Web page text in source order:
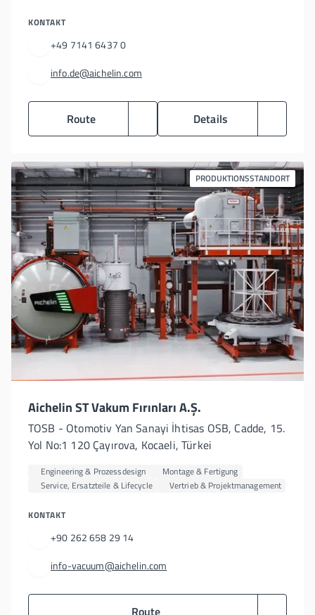
KONTAKT
+49 7141 6437 0
info.de@aichelin.com
Route Details
PRODUKTIONSSTANDORT
Aichelin ST Vakum Fırınları A.Ş.
TOSB - Otomotiv Yan Sanayi İhtisas OSB, Cadde, 15.
Yol No:1 120 Çayırova, Kocaeli, Türkei
Engineering & Prozessdesign
Montage & Fertigung
Service, Ersatzteile & Lifecycle
Vertrieb & Projektmanagement
KONTAKT
+90 262 658 29 14
info-vacuum@aichelin.com
Route